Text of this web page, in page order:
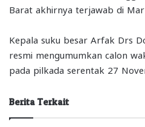
Barat akhirnya terjawab di
Kepala suku besar Arfak Drs
resmi mengumumkan calon
pada pilkada serentak 27
Berita Terkait